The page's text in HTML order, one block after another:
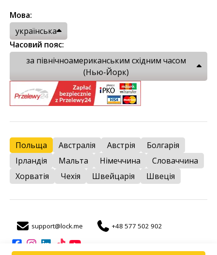
Мова:
українська
Часовий пояс:
за північноамериканським східним часом
(Нью-Йорк)
Польща Австралія Австрія
Болгарія
Ірландія
Мальта Німеччина
Словаччина
Хорватія
Чехія Швейцарія Швеція
support@lock.me +48 577 502 902